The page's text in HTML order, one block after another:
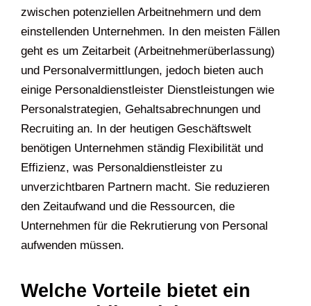
zwischen potenziellen Arbeitnehmern und dem
einstellenden Unternehmen. In den meisten Fällen
geht es um Zeitarbeit (Arbeitnehmerüberlassung)
und Personalvermittlungen, jedoch bieten auch
einige Personaldienstleister Dienstleistungen wie
Personalstrategien, Gehaltsabrechnungen und
Recruiting an. In der heutigen Geschäftswelt
benötigen Unternehmen ständig Flexibilität und
Effizienz, was Personaldienstleister zu
unverzichtbaren Partnern macht. Sie reduzieren
den Zeitaufwand und die Ressourcen, die
Unternehmen für die Rekrutierung von Personal
aufwenden müssen.
Welche Vorteile bietet ein